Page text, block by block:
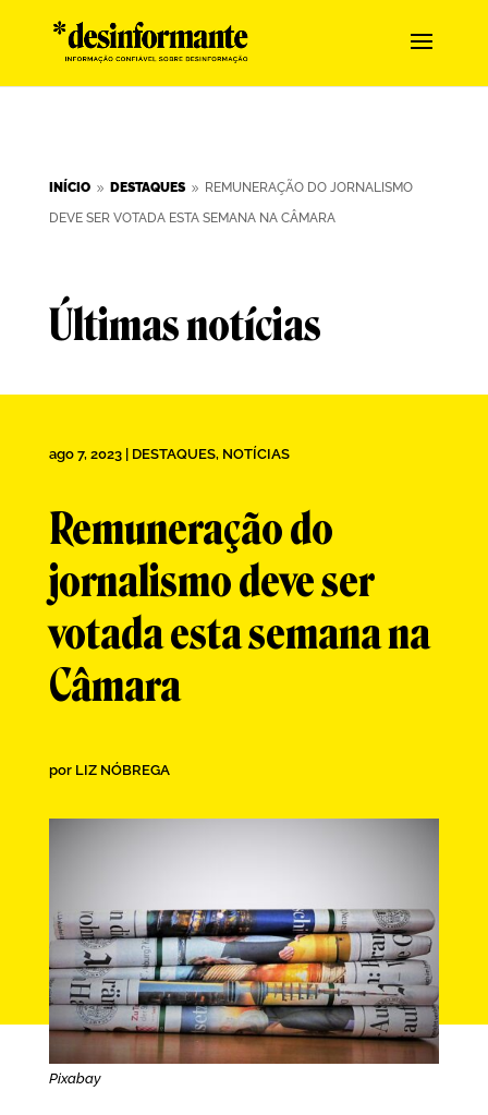
INÍCIO 9 DESTAQUES 9
REMUNERAÇÃO DO JORNALISMO
DEVE SER VOTADA ESTA SEMANA NA CÂMARA
Últimas notícias
ago 7, 2023| DESTAQUES, NOTÍCIAS
Remuneração do
jornalismo deve ser
votada esta semana na
Câmara
por LIZ NÓBREGA
Pixabay